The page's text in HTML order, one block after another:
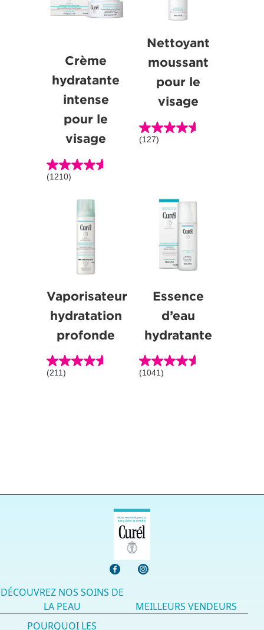
Crème
hydratante
intense
pour le
visage
(1210)
4.6
évaluations
Nettoyant
moussant
pour le
visage
(127)
4.6
évaluations
Vaporisateur
hydratation
profonde
(211)
4.6
Essence
d’eau
hydratante
(1041)
4.6
DÉCOUVREZ NOS SOINS DE
LA PEAU
MEILLEURS VENDEURS
POURQUOI LES